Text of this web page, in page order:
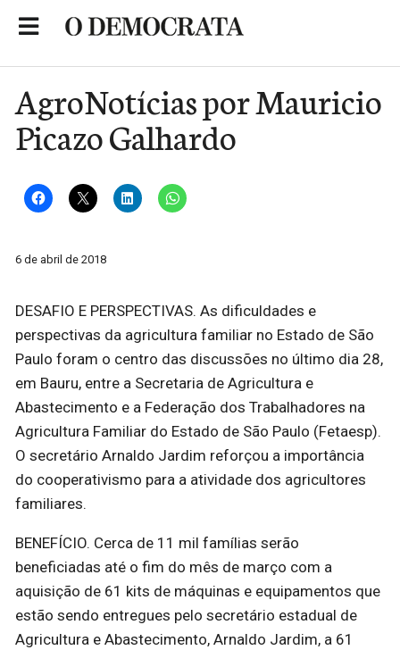
AgroNotícias por Mauricio
Picazo Galhardo
6 de abril de 2018
DESAFIO E PERSPECTIVAS. As dificuldades e
perspectivas da agricultura familiar no Estado de São
Paulo foram o centro das discussões no último dia 28,
em Bauru, entre a Secretaria de Agricultura e
Abastecimento e a Federação dos Trabalhadores na
Agricultura Familiar do Estado de São Paulo (Fetaesp).
O secretário Arnaldo Jardim reforçou a importância
do cooperativismo para a atividade dos agricultores
familiares.
BENEFÍCIO. Cerca de 11 mil famílias serão
beneficiadas até o fim do mês de março com a
aquisição de 61 kits de máquinas e equipamentos que
estão sendo entregues pelo secretário estadual de
Agricultura e Abastecimento, Arnaldo Jardim, a 61